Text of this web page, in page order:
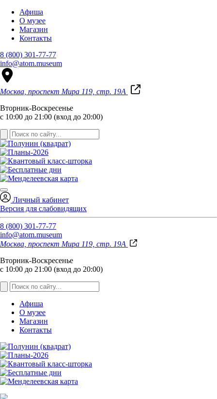
Афиша
О музее
Магазин
Контакты
8 (800) 301-77-77
info@atom.museum
Москва, проспект Мира 119, стр. 19А
Вторник-Воскресенье
с 10:00 до 21:00 (вход до 20:00)
Личный кабинет
Версия для слабовидящих
8 (800) 301-77-77
info@atom.museum
Москва, проспект Мира 119, стр. 19А
Вторник-Воскресенье
с 10:00 до 21:00 (вход до 20:00)
Афиша
О музее
Магазин
Контакты